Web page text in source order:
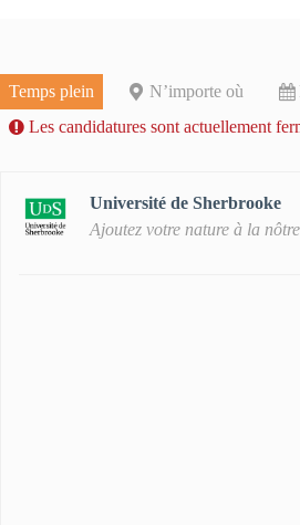
Temps plein N’importe où
Les candidatures sont actuellement
Université de Sherbrooke
Ajoutez votre nature à la